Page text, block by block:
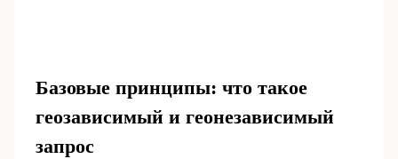
Базовые принципы: что такое
геозависимый и геонезависимый
запрос